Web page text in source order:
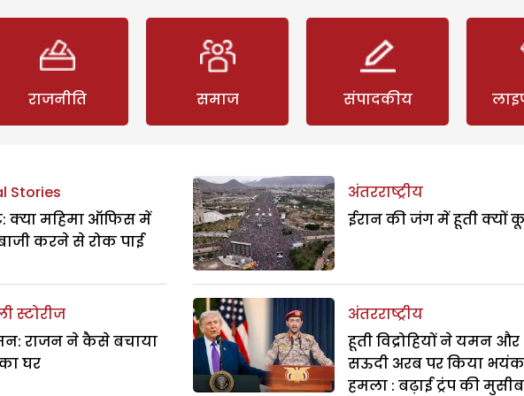
राजनीति समाज संपादकीय
Stories
क्या महिमा ऑफिस में
करने से रोक पाई
स्टोरीज
राजन ने कैसे बचाया
घर
अंतरराष्ट्रीय
ईरान की जंग में हूती क्यों
अंतरराष्ट्रीय
हूती विद्रोहियों ने यमन और
सऊदी अरब पर किया
हमला : बढ़ाई ट्रंप की